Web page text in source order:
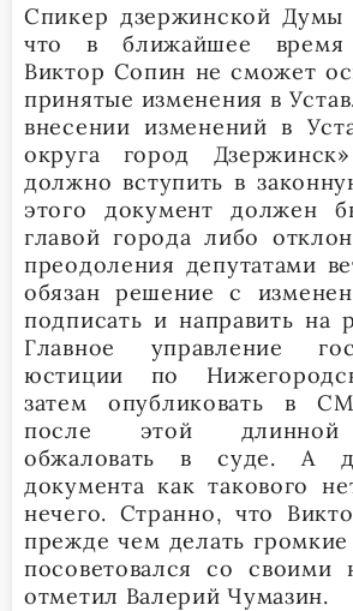
Спикер дзержинской Думы
что в ближайшее
Виктор Сопин не сможет
принятые изменения в
внесении изменений в
округа город
должно вступить в
этого документ должен
главой города либо
преодоления депутатами
обязан решение с
подписать и направить на
Главное управление
юстиции по
затем опубликовать в
после этой длинной
обжаловать в суде. А
документа как такового
нечего. Странно, что
прежде чем делать громкие
посоветовался со своими
отметил Валерий Чумазин.